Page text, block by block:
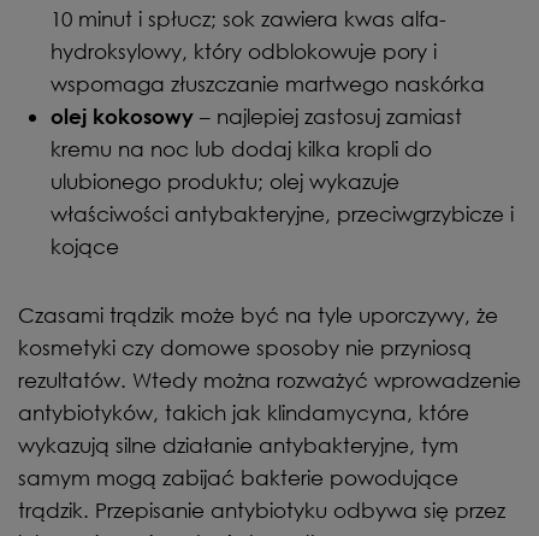
10 minut i spłucz; sok zawiera kwas alfa-
hydroksylowy, który odblokowuje pory i
wspomaga złuszczanie martwego naskórka
olej kokosowy – najlepiej zastosuj zamiast
kremu na noc lub dodaj kilka kropli do
ulubionego produktu; olej wykazuje
właściwości antybakteryjne, przeciwgrzybicze i
kojące
Czasami trądzik może być na tyle uporczywy, że
kosmetyki czy domowe sposoby nie przyniosą
rezultatów. Wtedy można rozważyć wprowadzenie
antybiotyków, takich jak klindamycyna, które
wykazują silne działanie antybakteryjne, tym
samym mogą zabijać bakterie powodujące
trądzik. Przepisanie antybiotyku odbywa się przez